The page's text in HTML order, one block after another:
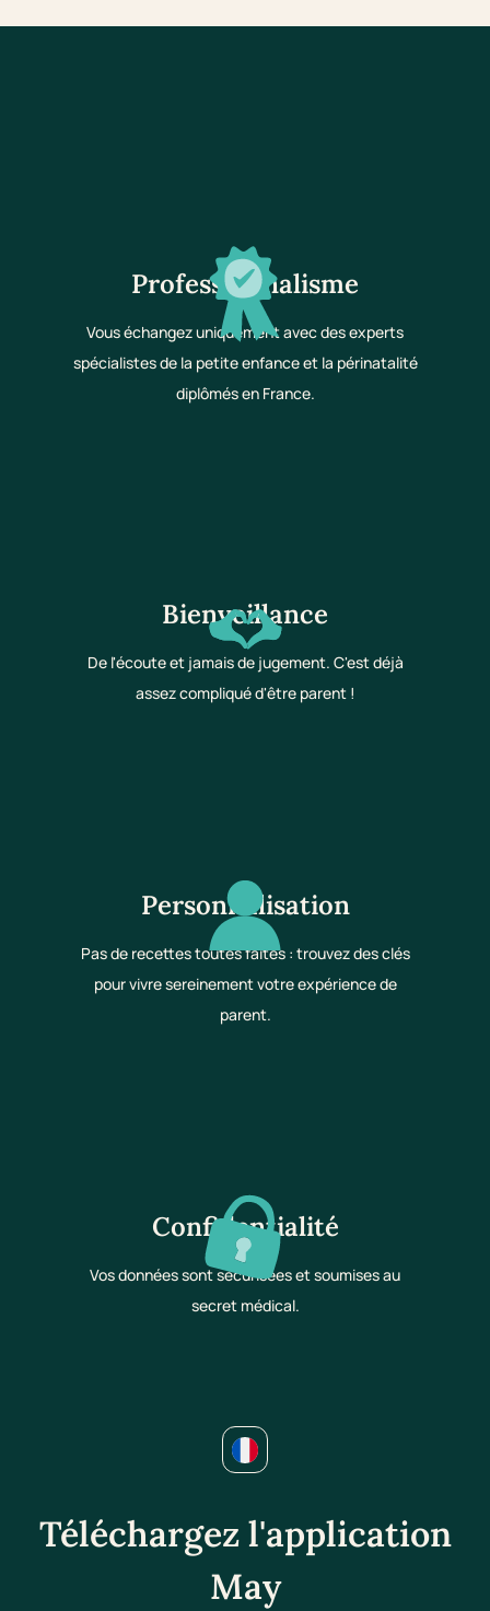
Professionnalisme
Vous échangez uniquement avec des experts
spécialistes de la petite enfance et la périnatalité
diplômés en France.
Bienveillance
De l'écoute et jamais de jugement. C'est déjà
assez compliqué d'être parent !
Personnalisation
Pas de recettes toutes faites : trouvez des clés
pour vivre sereinement votre expérience de
parent.
Confidentialité
Vos données sont sécurisées et soumises au
secret médical.
Téléchargez l'application
May